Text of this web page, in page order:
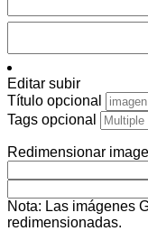
Editar subir
Título opcional
Tags opcional
Redimensionar
Nota: Las imágenes
redimensionadas.